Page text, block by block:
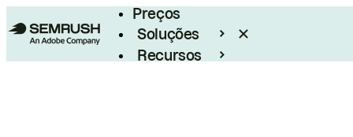
Preços
Soluções
Recursos